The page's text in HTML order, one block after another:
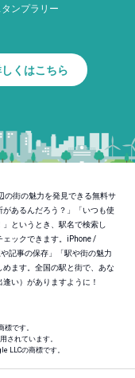
ンプラリー
くはこちら
の街の魅力を発見できる無料サ
あるんだろう？」「いつも使
というとき、駅名で検索し
ェックできます。iPhone /
記事の保存」「駅や街の魅力
ます。全国の駅と街で、あな
い）がありますように！
標です。
されています。
LLCの商標です。